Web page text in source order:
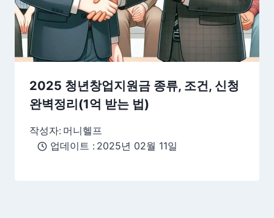
2025 청년창업지원금 종류, 조건, 신청
완벽정리(1억 받는 법)
작성자: 머니헬프
업데이트 : 2025년 02월 11일